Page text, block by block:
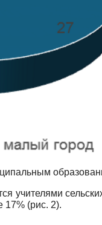
учителями
17% (рис. 2).